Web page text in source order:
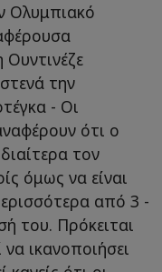
Ολυμπιακό
την
- Οι
ότι ο
τον
όμως να είναι
από 3 -
του. Πρόκειται
ικανοποιήσει